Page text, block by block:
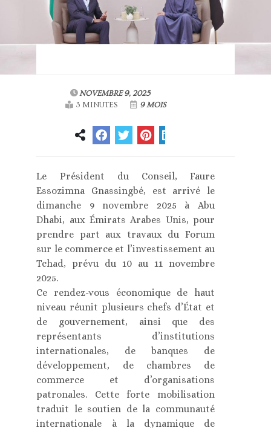
NOVEMBRE 9, 2025
3 MINUTES
9 MOIS
Le Président du Conseil, Faure
Essozimna Gnassingbé, est arrivé le
dimanche 9 novembre 2025 à Abu
Dhabi, aux Émirats Arabes Unis, pour
prendre part aux travaux du Forum
sur le commerce et l’investissement au
Tchad, prévu du 10 au 11 novembre
2025.
Ce rendez-vous économique de haut
niveau réunit plusieurs chefs d’État et
de gouvernement, ainsi que des
représentants d’institutions
internationales, de banques de
développement, de chambres de
commerce et d’organisations
patronales. Cette forte mobilisation
traduit le soutien de la communauté
internationale à la dynamique de